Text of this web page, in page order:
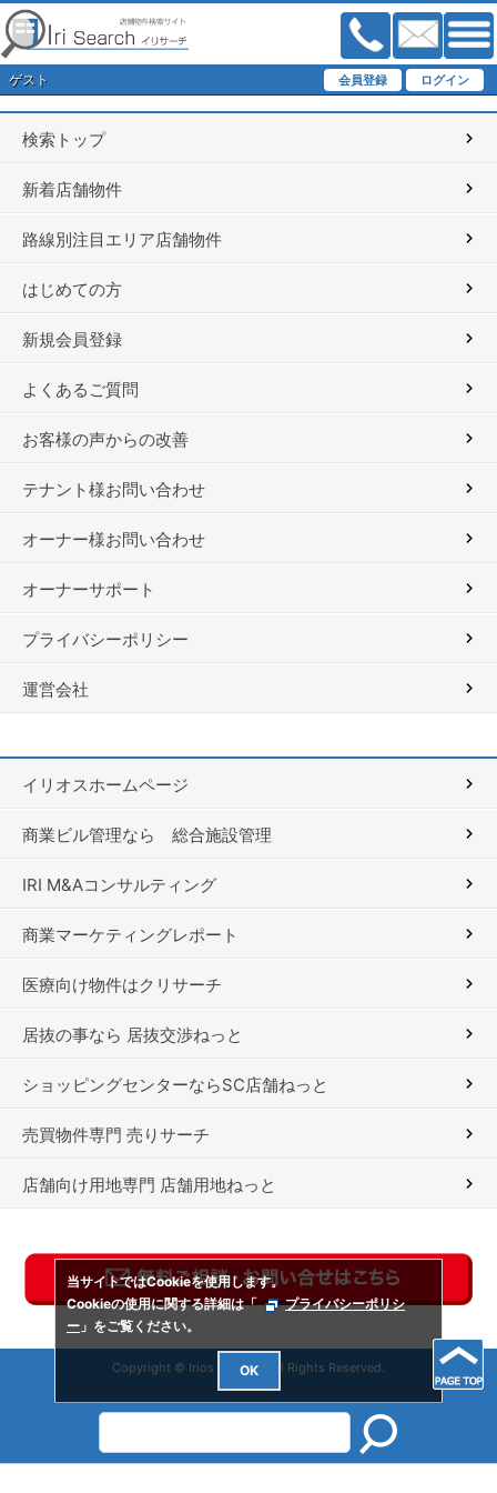
ゲスト
検索トップ
新着店舗物件
路線別注目エリア店舗物件
はじめての方
新規会員登録
よくあるご質問
お客様の声からの改善
テナント様お問い合わせ
オーナー様お問い合わせ
オーナーサポート
プライバシーポリシー
運営会社
イリオスホームページ
商業ビル管理なら 総合施設管理
IRI M&Aコンサルティング
商業マーケティングレポート
医療向け物件はクリサーチ
居抜の事なら 居抜交渉ねっと
ショッピングセンターならSC店舗ねっと
売買物件専門 売りサーチ
店舗向け用地専門 店舗用地ねっと
Copyright © Irios Co., Ltd. All Rights Reserved.
当サイトではCookieを使用します。
Cookieの使用に関する詳細は「
プライバシーポリシ
ー 」をご覧ください。
OK